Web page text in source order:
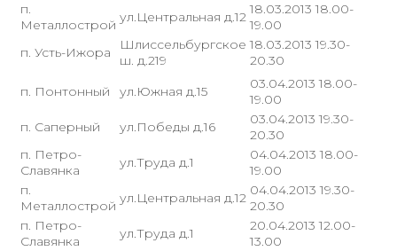
п.
Металлострой ул.Центральная д.12 18.03.2013 18.00-
19.00
п. Усть-Ижора
Шлиссельбургское
ш. д.219
18.03.2013 19.30-
20.30
п. Понтонный
ул.Южная д.15
03.04.2013 18.00-
19.00
п. Саперный
ул.Победы д.16
03.04.2013 19.30-
20.30
п. Петро-
Славянка
ул.Труда д.1
04.04.2013 18.00-
19.00
п.
Металлострой ул.Центральная д.12 04.04.2013 19.30-
20.30
п. Петро-
Славянка
ул.Труда д.1
20.04.2013 12.00-
13.00